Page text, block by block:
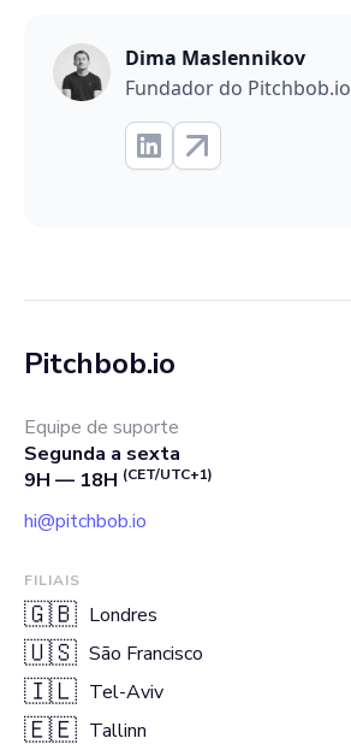
Dima Maslennikov
Fundador do Pitchbob.io
Pitchbob.io
Equipe de suporte
Segunda a sexta
9H — 18H (CET/UTC+1)
hi@pitchbob.io
FILIAIS
🇬🇧 Londres
🇺🇸 São Francisco
🇮🇱 Tel-Aviv
🇪🇪 Tallinn